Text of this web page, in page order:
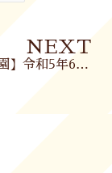
NEXT
【やまはな園】令和5年6月12日(月)